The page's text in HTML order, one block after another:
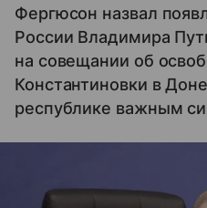
Фергюсон назвал
России Владимира
на совещании об
Константиновки в
республике важным